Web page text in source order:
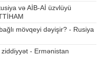
və AİB-Aİ üzvlüyü
mövqeyi dəyişir? - Rusiya
- Ermənistan